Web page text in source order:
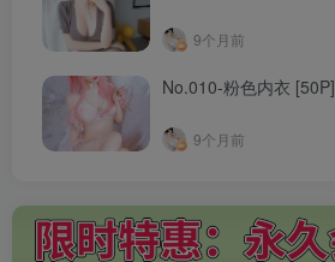
9个月前
No.010-粉色内衣 [50P]
9个月前